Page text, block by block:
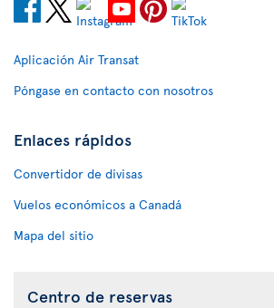
Aplicación Air Transat
Póngase en contacto con nosotros
Enlaces rápidos
Convertidor de divisas
Vuelos económicos a Canadá
Mapa del sitio
Centro de reservas